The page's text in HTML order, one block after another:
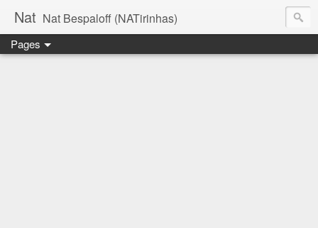
Nat Nat Bespaloff (NATirinhas)
Pages